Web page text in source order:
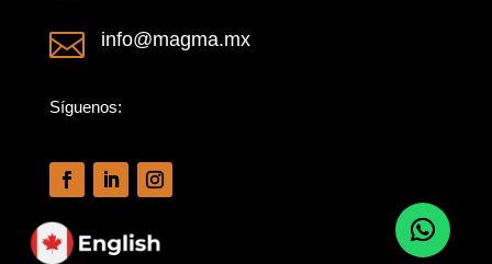
 info@magma.mx
Síguenos: